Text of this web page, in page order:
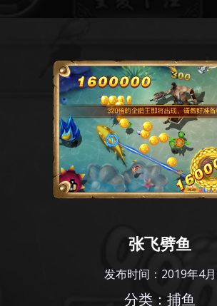
张飞劈鱼
发布时间：2019年4月
分类：捕鱼